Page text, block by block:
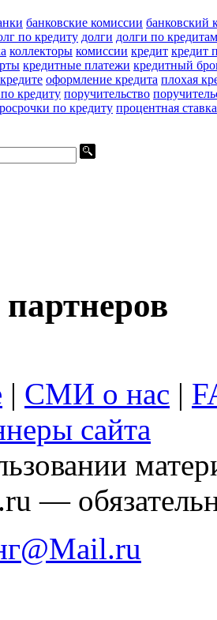
банковские комиссии банковский
по кредиту долги долги по кредитам
коллекторы комиссии кредит кредит
кредитные платежи кредитный
оформление кредита плохая
кредиту поручительство
по кредиту процентная ставка
| СМИ о нас |
сайта
—